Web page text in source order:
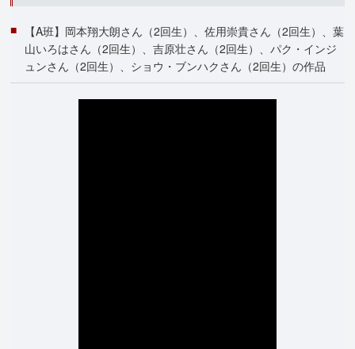
【A班】岡本翔大朗さん（2回生）、佐用崇貴さん（2回生）、葉
山いろはさん（2回生）、吉原壮さん（2回生）、パク・インジ
ュンさん（2回生）、ショウ・ブンハクさん（2回生）の作品